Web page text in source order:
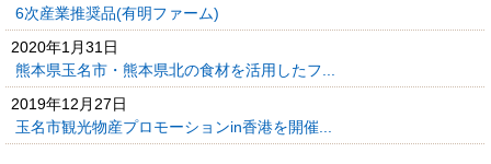
6次産業推奨品(有明ファーム)
2020年1月31日
熊本県玉名市・熊本県北の食材を活用したフ...
2019年12月27日
玉名市観光物産プロモーションin香港を開催...